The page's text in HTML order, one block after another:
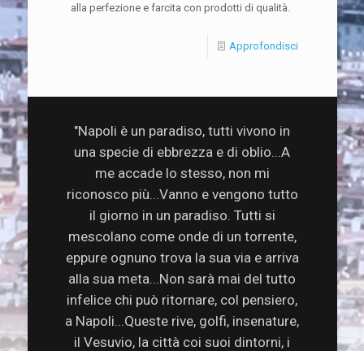
alla perfezione e farcita con prodotti di qualità.
Approfondisci
"Napoli è un paradiso, tutti vivono in
una specie di ebbrezza e di oblio...A
me accade lo stesso, non mi
riconosco più...Vanno e vengono tutto
il giorno in un paradiso. Tutti si
mescolano come onde di un torrente,
eppure ognuno trova la sua via e arriva
alla sua meta...Non sarà mai del tutto
infelice chi può ritornare, col pensiero,
a Napoli...Queste rive, golfi, insenature,
il Vesuvio, la città coi suoi dintorni, i